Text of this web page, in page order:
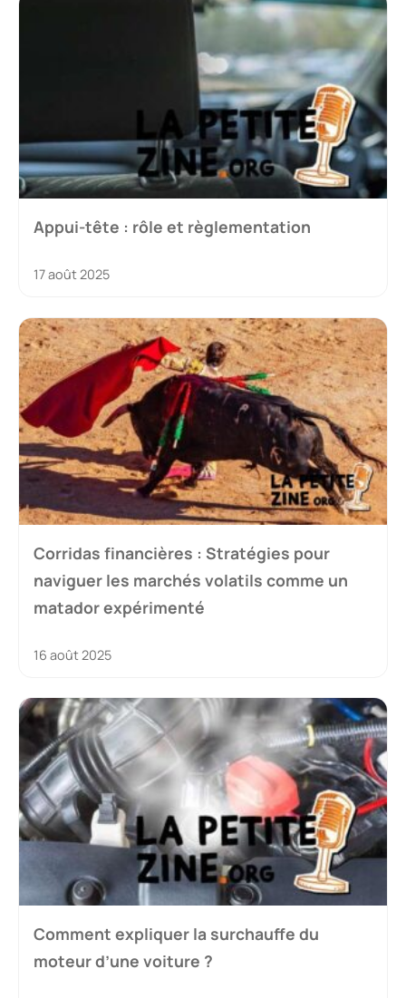
Appui-tête : rôle et règlementation
17 août 2025
Corridas financières : Stratégies pour
naviguer les marchés volatils comme un
matador expérimenté
16 août 2025
Comment expliquer la surchauffe du
moteur d’une voiture ?